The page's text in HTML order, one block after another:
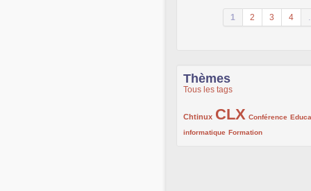
1 2 3 4
Thèmes
Tous les tags
Chtinux
222/1002CLX
1002/1002 Conférence
132/1002
informatique
119/1002 Formation
168/1002